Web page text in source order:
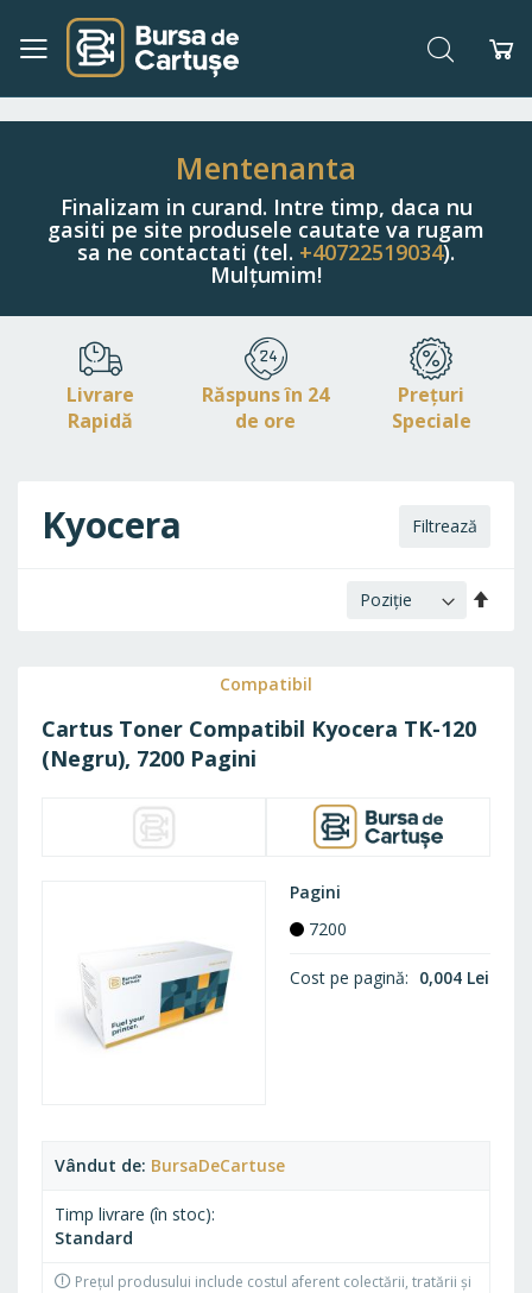
Navigați
Conținut
Căutare
Mentenanta
Finalizam in curand. Intre timp, daca nu
gasiti pe site produsele cautate va rugam
sa ne contactati (tel. +40722519034).
Mulțumim!
Livrare
Rapidă
Răspuns în 24
de ore
Prețuri
Speciale
Kyocera
Compatibil
Cartus Toner Compatibil Kyocera TK-120
(Negru), 7200 Pagini
Vândut de BursaDeCartuse
Timp livrare (în stoc)
Standard
Prețul produsului include costul aferent colectării, tratării și
Pagini
7200
Cost pe pagină 0,004 Lei
Filtrează